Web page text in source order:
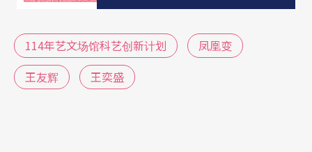
114年艺文场馆科艺创新计划
凤凰变
王友辉
王奕盛